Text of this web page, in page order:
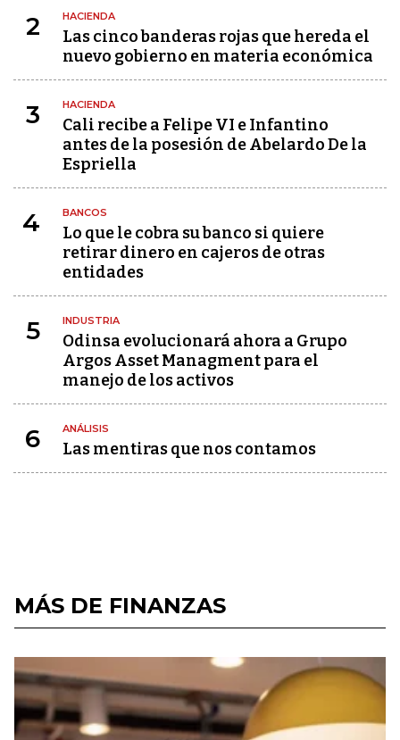
2 HACIENDA
Las cinco banderas rojas que hereda el
nuevo gobierno en materia económica
3 HACIENDA
Cali recibe a Felipe VI e Infantino
antes de la posesión de Abelardo De la
Espriella
4 BANCOS
Lo que le cobra su banco si quiere
retirar dinero en cajeros de otras
entidades
5 INDUSTRIA
Odinsa evolucionará ahora a Grupo
Argos Asset Managment para el
manejo de los activos
6 ANÁLISIS
Las mentiras que nos contamos
MÁS DE FINANZAS